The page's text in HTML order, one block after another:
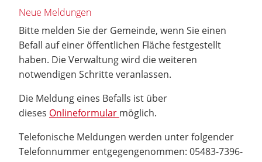
Neue Meldungen
Bitte melden Sie der Gemeinde, wenn Sie einen
Befall auf einer öffentlichen Fläche festgestellt
haben. Die Verwaltung wird die weiteren
notwendigen Schritte veranlassen.
Die Meldung eines Befalls ist über
dieses Onlineformular möglich.
Telefonische Meldungen werden unter folgender
Telefonnummer entgegengenommen: 05483-7396-